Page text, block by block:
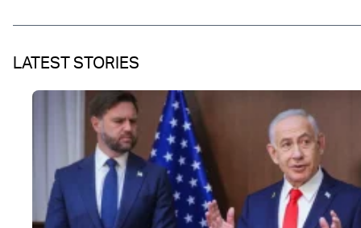
LATEST STORIES